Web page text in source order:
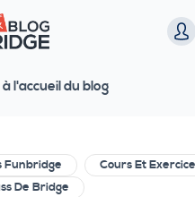
l'accueil du blog
Funbridge
Cours Et
De Bridge